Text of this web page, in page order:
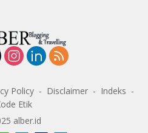
Policy Disclaimer
Indeks
Etik
alber.id